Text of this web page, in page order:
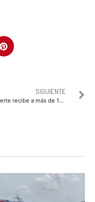
SIGUIENTE
*El Fuerte recibe a más de 100 mamás ganadoras del concurso “Soy Mamá Merza”.*